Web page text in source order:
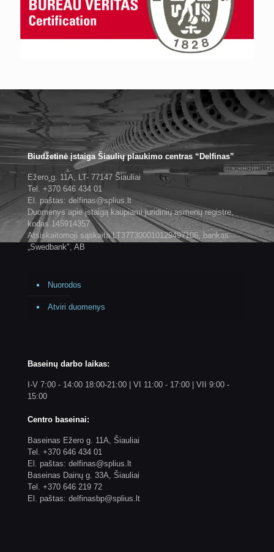
Biudžetinė įstaiga Šiaulių plaukimo centras “Delfinas”
Ežero g. 11A, LT- 77147 Šiauliai
Tel. +370 646 434 01
El. paštas: delfinas@splius.lt
Duomenys apie įstaigą kaupiami juridinių asmenų registre,
kodas 145914357
Atsiskaitomoji sąskaita LT377300010129497106, bankas
„Swedbank", AB
Nuorodos
Atviri duomenys
Baseinų darbo laikas:
I-V 7:00 - 14:00 18:00-21:00 | VI 11:00 - 17:00 | VII 9:00 -
15:00
Centro baseinai:
Baseinas Ežero g. 11A, Šiauliai
Tel. +370 646 434 01
El. paštas: delfinas@splius.lt
Baseinas Dainų g. 33A, Šiauliai
Tel. +370 646 219 72
El. paštas: delfinasbp@splius.lt